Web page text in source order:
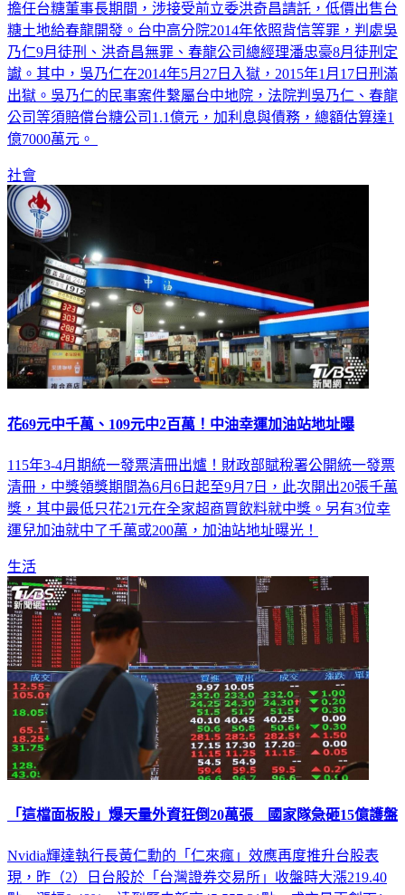
擔任台糖董事長期間，涉接受前立委洪奇昌請託，低價出售台
糖土地給春龍開發。台中高分院2014年依照背信等罪，判處吳
乃仁9月徒刑、洪奇昌無罪、春龍公司總經理潘忠豪8月徒刑定
讞。其中，吳乃仁在2014年5月27日入獄，2015年1月17日刑滿
出獄。吳乃仁的民事案件繫屬台中地院，法院判吳乃仁、春龍
公司等須賠償台糖公司1.1億元，加利息與債務，總額估算達1
億7000萬元。
社會
花69元中千萬、109元中2百萬！中油幸運加油站地址曝
115年3-4月期統一發票清冊出爐！財政部賦稅署公開統一發票
清冊，中獎領獎期間為6月6日起至9月7日，此次開出20張千萬
獎，其中最低只花21元在全家超商買飲料就中獎。另有3位幸
運兒加油就中了千萬或200萬，加油站地址曝光！
生活
「這檔面板股」爆天量外資狂倒20萬張 國家隊急砸15億護盤
Nvidia輝達執行長黃仁勳的「仁來瘋」效應再度推升台股表
現，昨（2）日台股於「台灣證券交易所」收盤時大漲219.40